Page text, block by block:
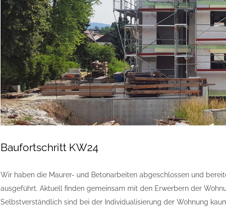
Baufortschritt KW24
Wir haben die Maurer- und Betonarbeiten abgeschlossen und
ausgeführt. Aktuell finden gemeinsam mit den Erwerbern der
Selbstverständlich sind bei der Individualisierung der Wohnung